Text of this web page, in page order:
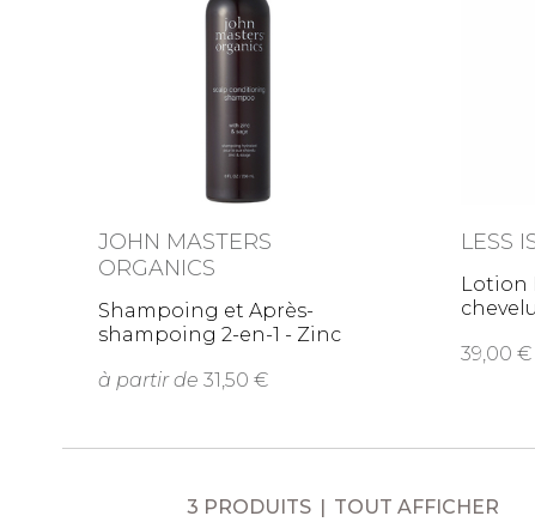
JOHN MASTERS
ORGANICS
Shampoing et Après-
shampoing 2-en-1 - Zinc
à partir de 31,50
LESS
Lotion
39,00
3 PRODUITS TOUT AFFICHER